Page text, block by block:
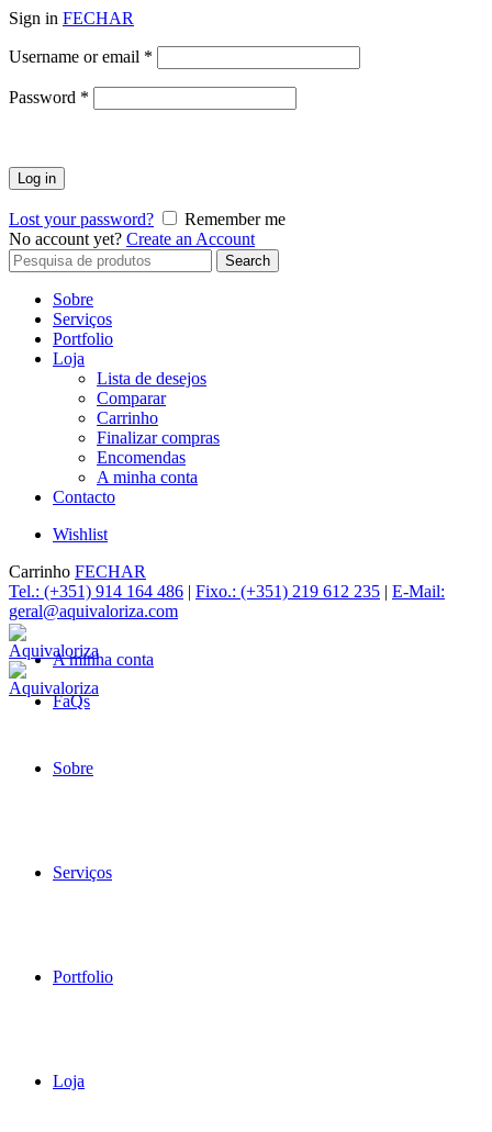
Sign in FECHAR
Username or email *
Password *
Log in
Lost your password?
Remember me
No account yet? Create an Account
Search
for:
Search
Sobre
Serviços
Portfolio
Loja
Lista de desejos
Comparar
Carrinho
Finalizar compras
Encomendas
A minha conta
Contacto
Wishlist
Carrinho FECHAR
Tel.: (+351) 914 164 486 | Fixo.: (+351) 219 612 235 | E-Mail:
geral@aquivaloriza.com
A minha conta
FaQs
Sobre
Serviços
Portfolio
Loja